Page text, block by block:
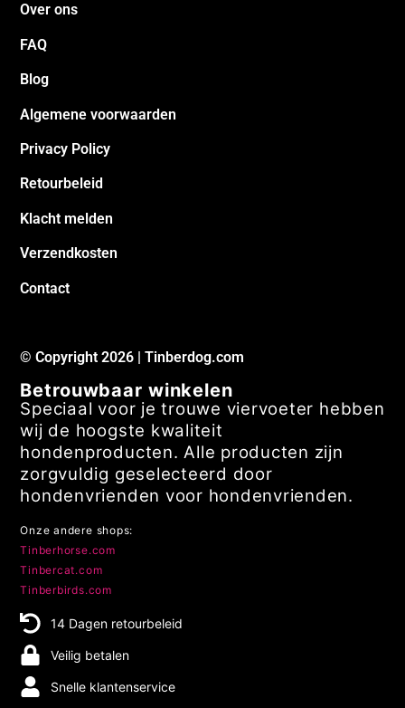
Over ons
FAQ
Blog
Algemene voorwaarden
Privacy Policy
Retourbeleid
Klacht melden
Verzendkosten
Contact
© Copyright 2026 | Tinberdog.com
Betrouwbaar winkelen
Speciaal voor je trouwe viervoeter hebben
wij de hoogste kwaliteit
hondenproducten. Alle producten zijn
zorgvuldig geselecteerd door
hondenvrienden voor hondenvrienden.
Onze andere shops:
Tinberhorse.com
Tinbercat.com
Tinberbirds.com
14 Dagen retourbeleid
Veilig betalen
Snelle klantenservice